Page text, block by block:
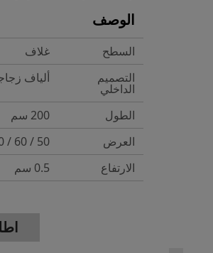
الوصف
السطح
غلاف
التصميم
الداخلي
ألياف
الطول
200 سم
العرض
50 / 60 / 70 / 80 / 90 / 100 سم
الارتفاع
0.5 سم